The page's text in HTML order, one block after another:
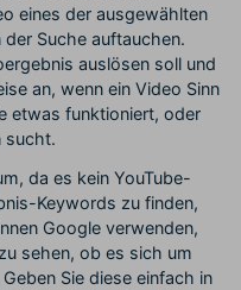
eines der ausgewählten
Suche auftauchen.
auslösen soll und
an, wenn ein Video Sinn
etwas funktioniert, oder
sucht.
da es kein YouTube-
Keywords zu finden,
Google verwenden,
sehen, ob es sich um
Sie diese einfach in